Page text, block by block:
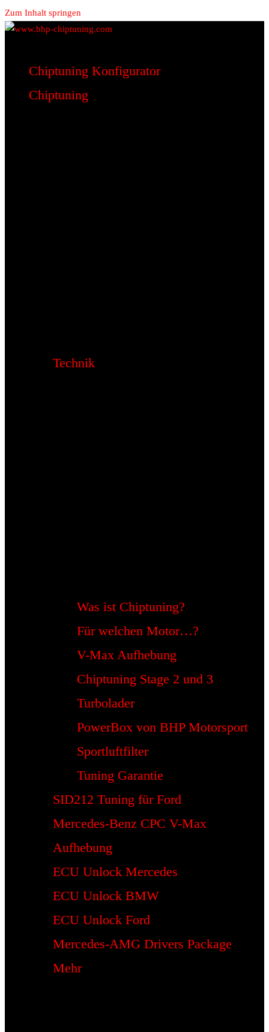
Zum Inhalt springen
www.bhp-chiptuning.com
BHP Motorsport
Chiptuning Konfigurator
Chiptuning
Technik
Was ist Chiptuning?
Für welchen Motor…?
V-Max Aufhebung
Chiptuning Stage 2 und 3
Turbolader
PowerBox von BHP Motorsport
Sportluftfilter
Tuning Garantie
SID212 Tuning für Ford
Mercedes-Benz CPC V-Max
Aufhebung
ECU Unlock Mercedes
ECU Unlock BMW
ECU Unlock Ford
Mercedes-AMG Drivers Package
Mehr